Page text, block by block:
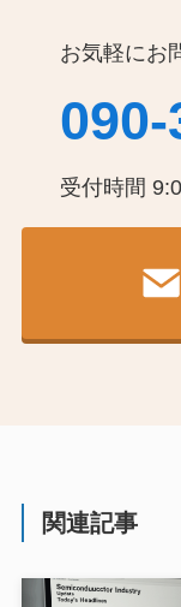
お気軽にお
受付時間
関連記事